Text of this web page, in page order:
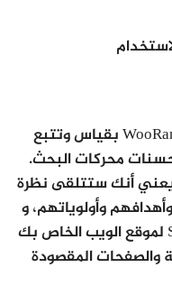
تقوم أداة الكلمات الرئيسية في WooRank بقياس وتتبع
محركات البحث.
يعني أنك ستتلقى نظرة
وأولوياتهم، و
لا يقتصر الأمر على تحسين أداء SEO لموقع الويب الخاص بك
والصفحات المقصودة